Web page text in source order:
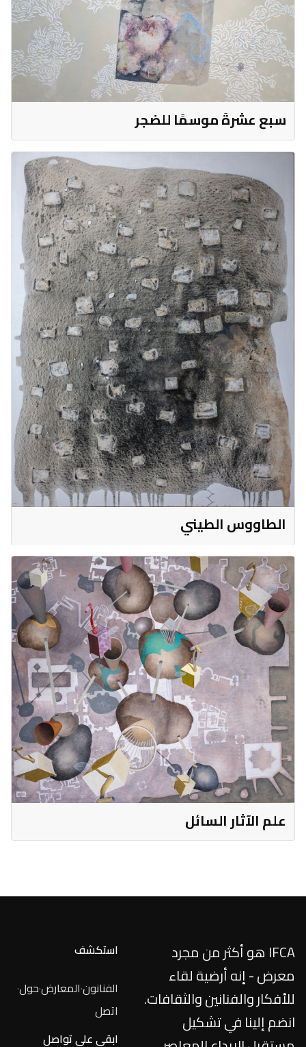
سبع عشرةَ موسمًا للضجر
الطاووس الطيني
علم الآثار السائل
IFCA هو أكثر من مجرد
معرض - إنه أرضية لقاء
للأفكار والفنانين والثقافات.
انضم إلينا في تشكيل
استكشف
الفنانون·المعارض·حول·
اتصل
ابقى على تواصل